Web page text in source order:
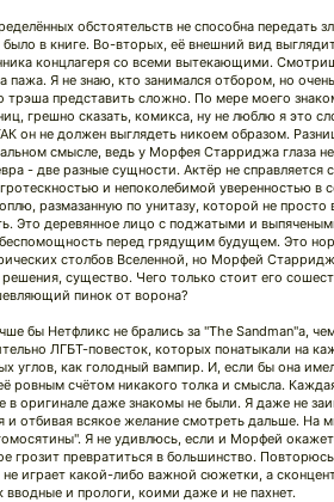
обстоятельств не способна передать
в книге. Во-вторых, её внешний вид
концлагеря со всеми вытекающими.
Я не знаю, кто занимался отбором, но
трэша представить сложно. По мере моего
грешно сказать, комикса, ну не люблю я это
он не должен выглядеть никоем образом.
смысле, ведь у Морфея Старриджа глаза
- две разные сущности. Актёр не справляется
и непоколебимой уверенностью в
размазанную по унитазу, которой не просто
Это деревянное лицо с поджатыми и
беспомощность перед грядущим будущем. Это
столбов Вселенной, но Морфей
существо. Чего только стоит его
пинок от ворона?
бы Нетфликс не брались за "The Sandman"а,
ЛГБТ-повесток, которых понатыкали на
углов, как голодный вампир. И, если бы она
ровным счётом никакого толка и смысла.
оригинале даже знакомы не были. Я даже не
и отбивая всякое желание смотреть дальше. На
Я не удивлюсь, если и Морфей
грозит превратиться в большинство.
играет какой-либо важной сюжетки, а
и прологи, коими даже и не пахнет.